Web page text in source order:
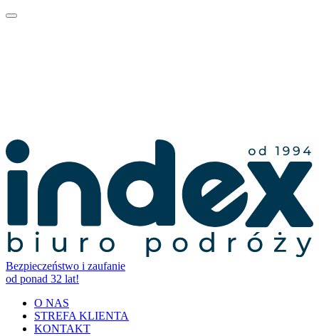
Bezpieczeństwo i zaufanie
od ponad 32 lat!
O NAS
STREFA KLIENTA
KONTAKT